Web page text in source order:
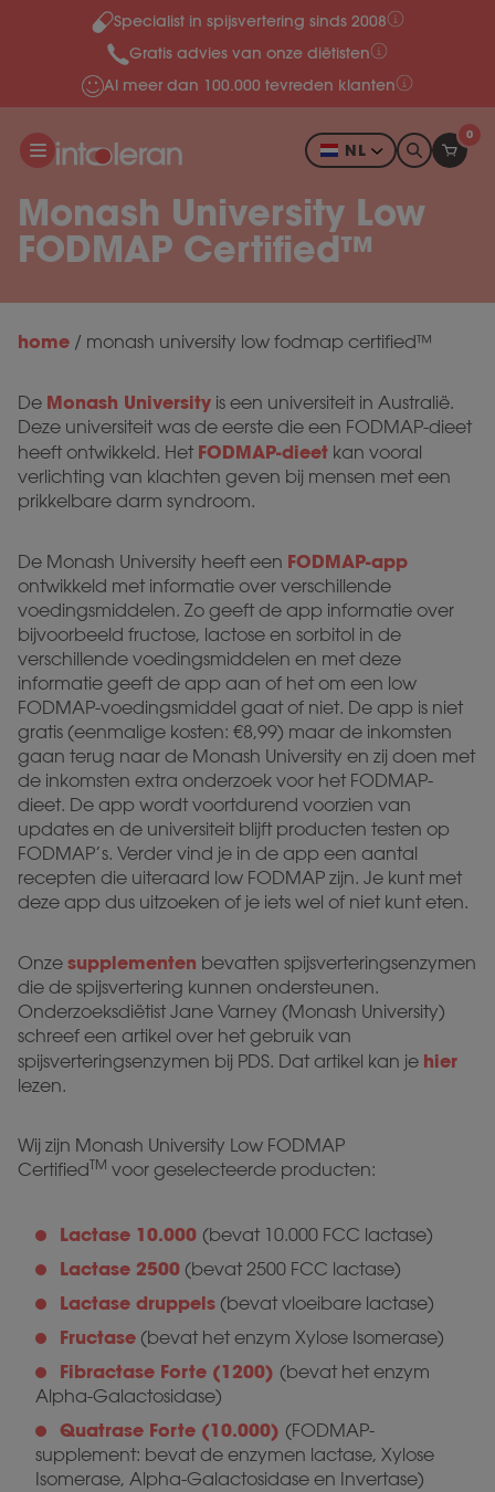
Meteen naar de content
Specialist in spijsvertering sinds 2008
Gratis advies van onze diëtisten
Al meer dan 100.000 tevreden klanten
NL
0
Monash University Low
FODMAP Certified™
home / monash university low fodmap certified™
De Monash University is een universiteit in Australië.
Deze universiteit was de eerste die een FODMAP-dieet
heeft ontwikkeld. Het FODMAP-dieet kan vooral
verlichting van klachten geven bij mensen met een
prikkelbare darm syndroom.
De Monash University heeft een FODMAP-app
ontwikkeld met informatie over verschillende
voedingsmiddelen. Zo geeft de app informatie over
bijvoorbeeld fructose, lactose en sorbitol in de
verschillende voedingsmiddelen en met deze
informatie geeft de app aan of het om een low
FODMAP-voedingsmiddel gaat of niet. De app is niet
gratis (eenmalige kosten: €8,99) maar de inkomsten
gaan terug naar de Monash University en zij doen met
de inkomsten extra onderzoek voor het FODMAP-
dieet. De app wordt voortdurend voorzien van
updates en de universiteit blijft producten testen op
FODMAP’s. Verder vind je in de app een aantal
recepten die uiteraard low FODMAP zijn. Je kunt met
deze app dus uitzoeken of je iets wel of niet kunt eten.
Onze supplementen bevatten spijsverteringsenzymen
die de spijsvertering kunnen ondersteunen.
Onderzoeksdiëtist Jane Varney (Monash University)
schreef een artikel over het gebruik van
spijsverteringsenzymen bij PDS. Dat artikel kan je hier
lezen.
Wij zijn Monash University Low FODMAP
CertifiedTM voor geselecteerde producten:
Lactase 10.000 (bevat 10.000 FCC lactase)
Lactase 2500 (bevat 2500 FCC lactase)
Lactase druppels (bevat vloeibare lactase)
Fructase (bevat het enzym Xylose Isomerase)
Fibractase Forte (1200) (bevat het enzym
Alpha-Galactosidase)
Quatrase Forte (10.000) (FODMAP-
supplement: bevat de enzymen lactase, Xylose
Isomerase, Alpha-Galactosidase en Invertase)